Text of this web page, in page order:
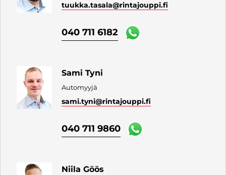
tuukka.tasala@rintajouppi.fi
040 711 6182
Sami Tyni
Automyyjä
sami.tyni@rintajouppi.fi
040 711 9860
Niila Göös